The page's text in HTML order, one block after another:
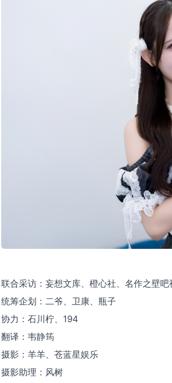
联合采访：妄想文库、橙心社、名作之壁
统筹企划：二爷、卫康、瓶子
协力：石川柠、194
翻译：韦静筠
摄影：羊羊、苍蓝星娱乐
摄影助理：风树